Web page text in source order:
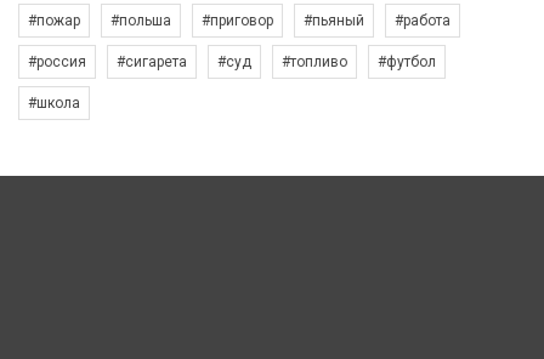
#пожар #польша #приговор #пьяный #работа
#россия #сигарета #суд #топливо #футбол
#школа